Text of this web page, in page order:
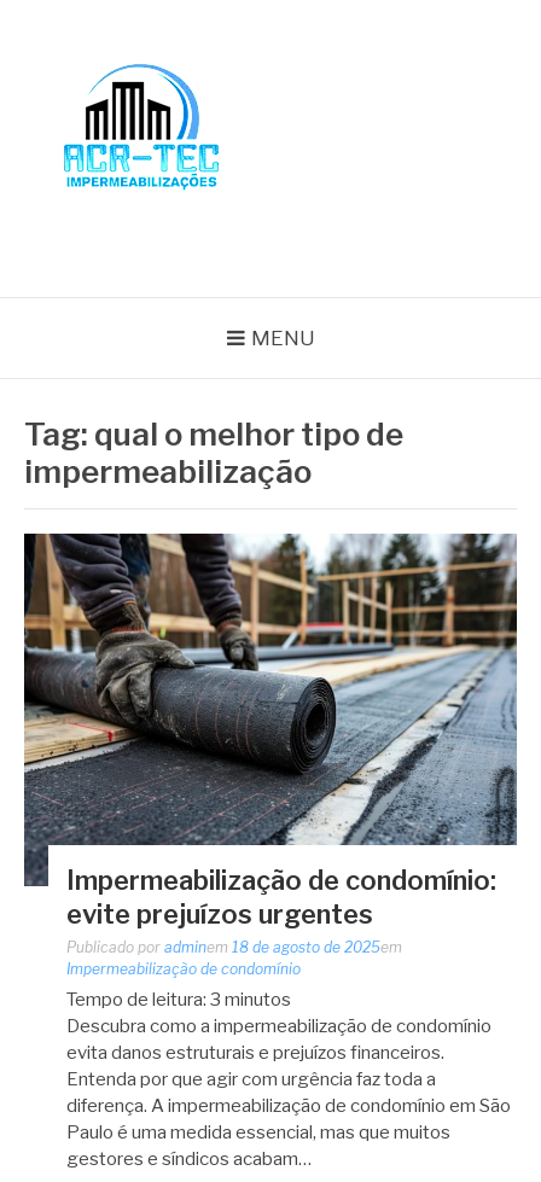
MENU
Tag: qual o melhor tipo de
impermeabilização
Impermeabilização de condomínio:
evite prejuízos urgentes
Publicado por adminem 18 de agosto de 2025em
Impermeabilização de condomínio
Tempo de leitura: 3 minutos
Descubra como a impermeabilização de condomínio
evita danos estruturais e prejuízos financeiros.
Entenda por que agir com urgência faz toda a
diferença. A impermeabilização de condomínio em São
Paulo é uma medida essencial, mas que muitos
gestores e síndicos acabam…